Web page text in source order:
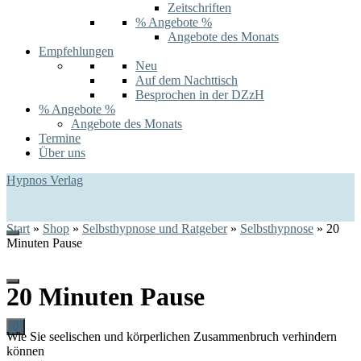
Zeitschriften
% Angebote %
Angebote des Monats
Empfehlungen
Neu
Auf dem Nachttisch
Besprochen in der DZzH
% Angebote %
Angebote des Monats
Termine
Über uns
Hypnos Verlag
Start » Shop » Selbsthypnose und Ratgeber » Selbsthypnose » 20
Minuten Pause
20 Minuten Pause
Wie Sie seelischen und körperlichen Zusammenbruch verhindern
können